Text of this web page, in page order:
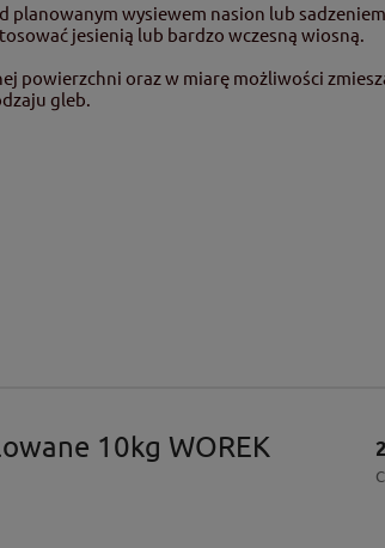
wysiewem nasion lub
jesienią lub bardzo wczesną wiosną.
powierzchni oraz w miarę możliwości
gleb.
10kg WOREK